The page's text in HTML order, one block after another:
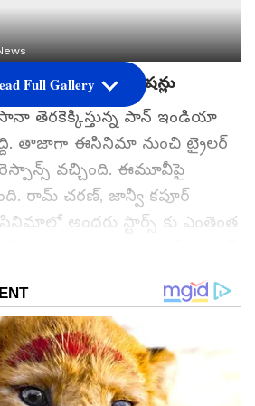
స్టార్స్ రెమ్యునరేషన్లు
సానా తెరకెక్కిస్తున్న పాన్ ఇండియా
తాజాగా ఈసినిమా నుంచి ట్రైలర్
వచ్చింది. ఈమూవీపై
రామ్ చరణ్, జాన్వీ కపూర్
అందరు స్టార్స్ కు ఎంతెంత
సమాచారం కోసం ఏసియానెట్ తెలుగు
సోర్స్ గా ఎంచుకోండి
Full Gallery